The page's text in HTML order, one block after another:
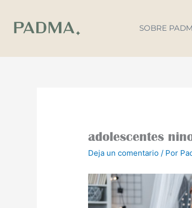
contenido
SOBRE
adolescentes
Deja un comentario / Por